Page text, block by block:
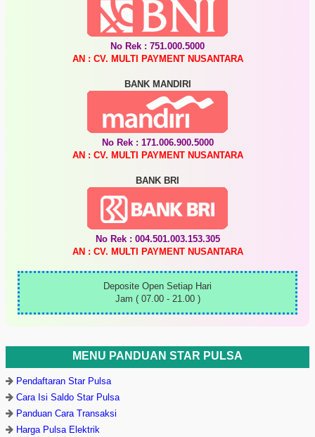
No Rek : 751.000.5000
AN : CV. MULTI PAYMENT NUSANTARA
BANK MANDIRI
No Rek : 171.006.900.5000
AN : CV. MULTI PAYMENT NUSANTARA
BANK BRI
No Rek : 004.501.003.153.305
AN : CV. MULTI PAYMENT NUSANTARA
Deposite Open Setiap Hari
Jam ( 07.00 - 21.00 )
MENU PANDUAN STAR PULSA
Pendaftaran Star Pulsa
Cara Isi Saldo Star Pulsa
Panduan Cara Transaksi
Harga Pulsa Elektrik